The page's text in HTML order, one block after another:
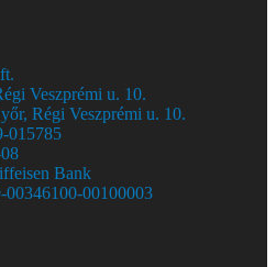
Veszprémi u. 10.
Régi Veszprémi u. 10.
015785
Bank
00346100-00100003